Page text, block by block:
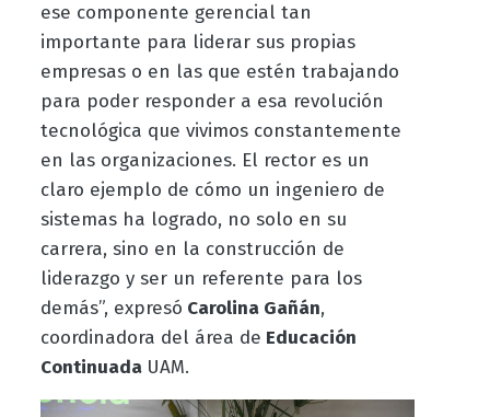
ese componente gerencial tan
importante para liderar sus propias
empresas o en las que estén trabajando
para poder responder a esa revolución
tecnológica que vivimos constantemente
en las organizaciones. El rector es un
claro ejemplo de cómo un ingeniero de
sistemas ha logrado, no solo en su
carrera, sino en la construcción de
liderazgo y ser un referente para los
demás”, expresó Carolina Gañán,
coordinadora del área de Educación
Continuada UAM.